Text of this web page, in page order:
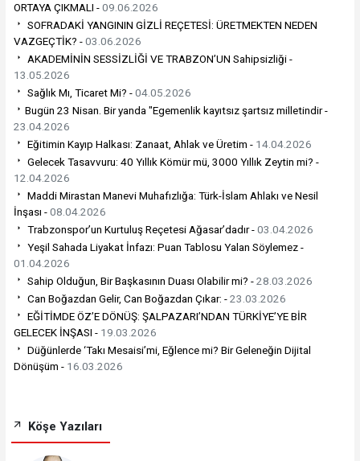
ORTAYA ÇIKMALI -09.06.2026
SOFRADAKİ YANGININ GİZLİ REÇETESİ: ÜRETMEKTEN NEDEN
VAZGEÇTİK? -03.06.2026
AKADEMİNİN SESSİZLİĞİ VE TRABZON’UN Sahipsizliği -
13.05.2026
Sağlık Mı, Ticaret Mi? -04.05.2026
​Bugün 23 Nisan. Bir yanda "Egemenlik kayıtsız şartsız milletindir -
23.04.2026
Eğitimin Kayıp Halkası: Zanaat, Ahlak ve Üretim - 14.04.2026
Gelecek Tasavvuru: 40 Yıllık Kömür mü, 3000 Yıllık Zeytin mi? -
12.04.2026
Maddi Mirastan Manevi Muhafızlığa: Türk-İslam Ahlakı ve Nesil
İnşası -08.04.2026
Trabzonspor’un Kurtuluş Reçetesi Ağasar’dadır -03.04.2026
Yeşil Sahada Liyakat İnfazı: Puan Tablosu Yalan Söylemez -
01.04.2026
Sahip Olduğun, Bir Başkasının Duası Olabilir mi? -28.03.2026
Can Boğazdan Gelir, Can Boğazdan Çıkar: -23.03.2026
EĞİTİMDE ÖZ’E DÖNÜŞ: ŞALPAZARI’NDAN TÜRKİYE’YE BİR
GELECEK İNŞASI - 19.03.2026
Düğünlerde ‘Takı Mesaisi’mi, Eğlence mi? Bir Geleneğin Dijital
Dönüşüm - 16.03.2026
Köşe Yazıları